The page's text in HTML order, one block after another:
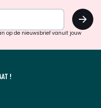
OK
op de nieuwsbrief vanuit jouw
!